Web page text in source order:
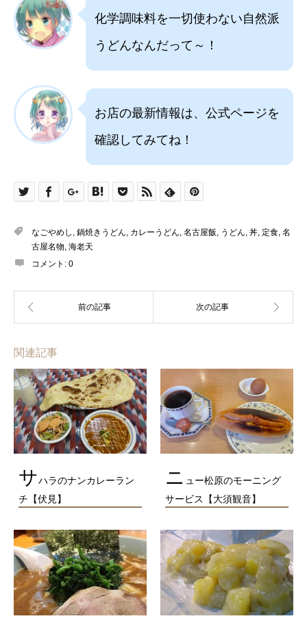
化学調味料を一切使わない自然派
うどんなんだって～！
お店の最新情報は、公式ページを
確認してみてね！
なごやめし 鍋焼きうどん カレーうどん 名古屋飯 うどん 丼 定食 名
古屋名物 海老天
コメント: 0
関連記事
サハラのナンカレーラン
チ【伏見】
ニ ュー松原のモーニング
サービス【大須観音】